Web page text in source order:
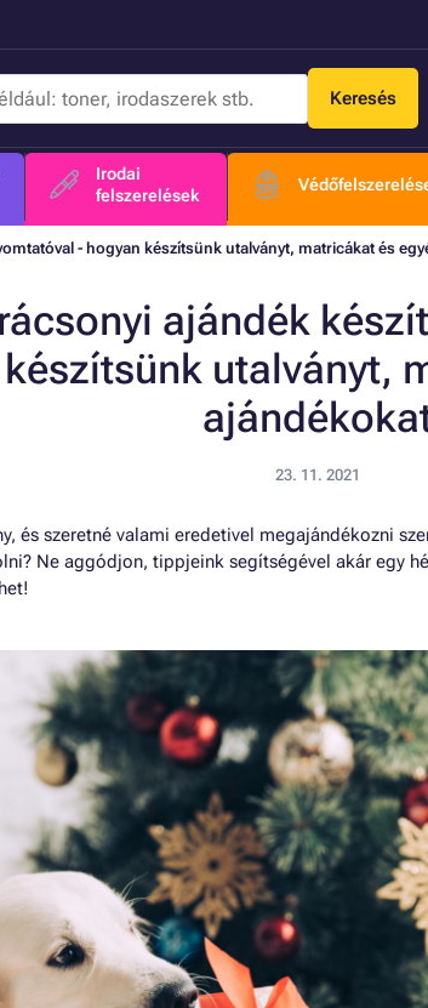
Keresés
Irodai
felszerelések
- hogyan készítsünk utalványt, matricákat és
ajándék
utalványt,
23. 11. 2021
és szeretné valami eredetivel megajándékozni
Ne aggódjon, tippjeink segítségével akár egy